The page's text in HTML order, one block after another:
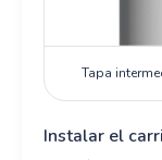
Tapa
Instalar el